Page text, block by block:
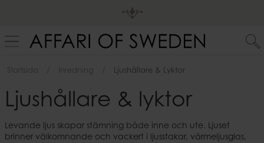
Startsida Inredning Ljushållare & Lyktor
Ljushållare & lyktor
Levande ljus skapar stämning både inne och ute. Ljuset
brinner välkomnande och vackert i ljusstakar, värmeljusglas,